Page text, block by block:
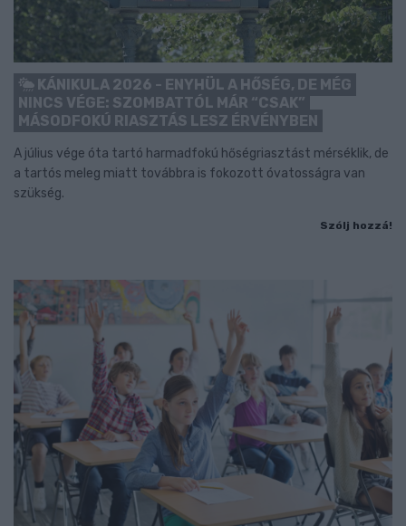
KÁNIKULA 2026 - ENYHÜL A HŐSÉG, DE MÉG
NINCS VÉGE: SZOMBATTÓL MÁR “CSAK”
MÁSODFOKÚ RIASZTÁS LESZ ÉRVÉNYBEN
A július vége óta tartó harmadfokú hőségriasztást mérséklik, de
a tartós meleg miatt továbbra is fokozott óvatosságra van
szükség.
Szólj hozzá!